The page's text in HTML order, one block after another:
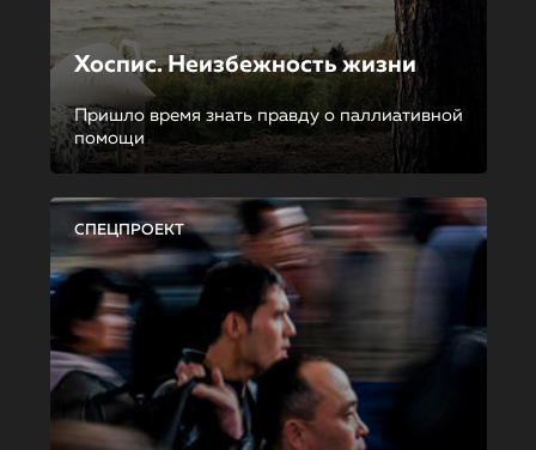
Хоспис. Неизбежность жизни
Пришло время знать правду о паллиативной
помощи
СПЕЦПРОЕКТ